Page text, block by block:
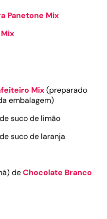
Panetone Mix
Mix(preparado
embalagem)
suco de limão
suco de laranja
deChocolate Branco